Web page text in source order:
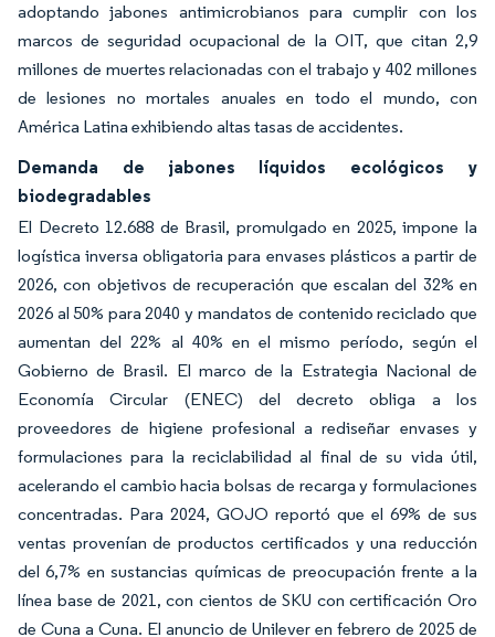
adoptando jabones antimicrobianos para cumplir con los
marcos de seguridad ocupacional de la OIT, que citan 2,9
millones de muertes relacionadas con el trabajo y 402 millones
de lesiones no mortales anuales en todo el mundo, con
América Latina exhibiendo altas tasas de accidentes.
Demanda de jabones líquidos ecológicos y
biodegradables
El Decreto 12.688 de Brasil, promulgado en 2025, impone la
logística inversa obligatoria para envases plásticos a partir de
2026, con objetivos de recuperación que escalan del 32% en
2026 al 50% para 2040 y mandatos de contenido reciclado que
aumentan del 22% al 40% en el mismo período, según el
Gobierno de Brasil. El marco de la Estrategia Nacional de
Economía Circular (ENEC) del decreto obliga a los
proveedores de higiene profesional a rediseñar envases y
formulaciones para la reciclabilidad al final de su vida útil,
acelerando el cambio hacia bolsas de recarga y formulaciones
concentradas. Para 2024, GOJO reportó que el 69% de sus
ventas provenían de productos certificados y una reducción
del 6,7% en sustancias químicas de preocupación frente a la
línea base de 2021, con cientos de SKU con certificación Oro
de Cuna a Cuna. El anuncio de Unilever en febrero de 2025 de